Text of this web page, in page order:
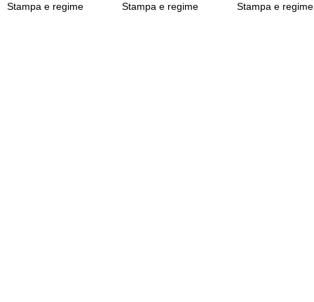
Stampa e regime Stampa e regime Stampa e regime